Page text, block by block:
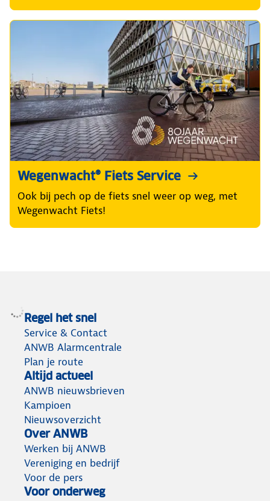
Wegenwacht® Fiets Service
Ook bij pech op de fiets snel weer op weg, met
Wegenwacht Fiets!
Regel het snel
Service & Contact
ANWB Alarmcentrale
Plan je route
Altijd actueel
ANWB nieuwsbrieven
Kampioen
Nieuwsoverzicht
Over ANWB
Werken bij ANWB
Vereniging en bedrijf
Voor de pers
Voor onderweg